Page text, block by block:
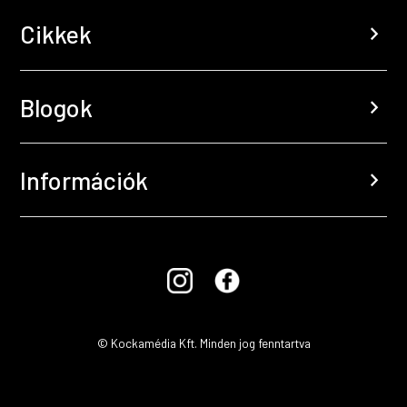
Cikkek chevron_right
Blogok chevron_right
Információk chevron_right
© Kockamédia Kft. Minden jog fenntartva